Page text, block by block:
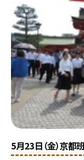
5月23日（金）京都